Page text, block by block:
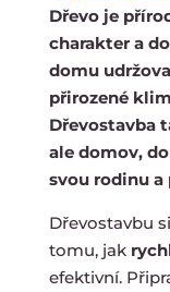
Dřevo je
charakter a
domu
přirozené
Dřevostavba
ale domov,
svou rodinu a
Dřevostavbu
tomu, jak
efektivní.